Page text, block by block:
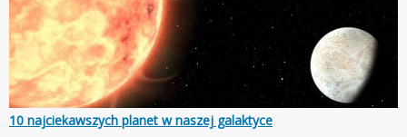
10 najciekawszych planet w naszej galaktyce